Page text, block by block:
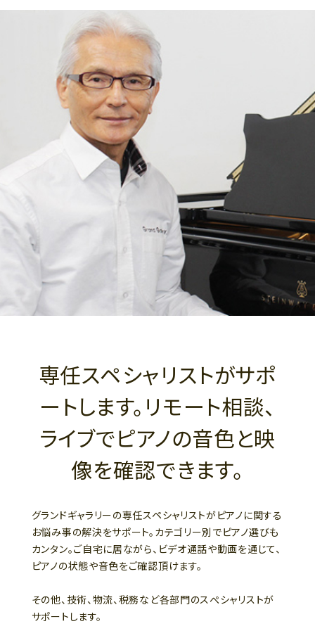
専任スペシャリストがサポ
ートします。リモート相談、
ライブでピアノの音色と映
像を確認できます。
グランドギャラリーの専任スペシャリストがピアノに関する
お悩み事の解決をサポート。カテゴリー別でピアノ選びも
カンタン。ご自宅に居ながら、ビデオ通話や動画を通じて、
ピアノの状態や音色をご確認頂けます。
その他、技術、物流、税務など各部門のスぺシャリストが
サポートします。